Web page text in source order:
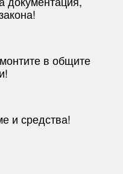
в общите
и средства!